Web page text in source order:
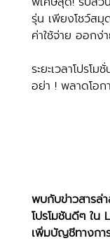
รุ่น เพียงโชว์สมุ
ค่าใช้จ่าย ออก
ระยะเวลาโปรโ
อย่า ! พลาดโอ
พบกับข่าวสารล่า
โปรโมชันดีๆ ใน
เพิ่มบัญชีทางกา